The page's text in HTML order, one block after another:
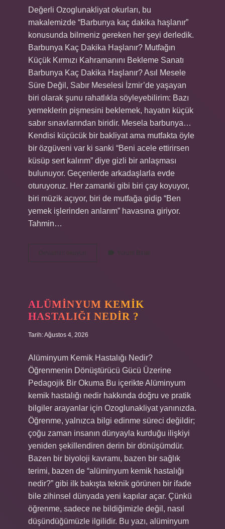
Değerli Ozoglunakliyat okurları, bu
makalemizde “Barbunya kaç dakika haşlanır”
konusunda bilmeniz gereken her şeyi derledik.
Barbunya Kaç Dakika Haşlanır? Mutfağın
Küçük Kırmızı Kahramanını Bekleme Sanatı
Barbunya Kaç Dakika Haşlanır? Asıl Mesele
Süre Değil, Sabır Meselesi İzmir’de yaşayan
biri olarak şunu rahatlıkla söyleyebilirim: Bazı
yemeklerin pişmesini beklemek, hayatın küçük
sabır sınavlarından biridir. Mesela barbunya…
Kendisi küçücük bir bakliyat ama mutfakta öyle
bir özgüveni var ki sanki “Beni acele ettirirsen
küsüp sert kalırım” diye gizli bir anlaşması
bulunuyor. Geçenlerde arkadaşlarla evde
oturuyoruz. Her zamanki gibi biri çay koyuyor,
biri müzik açıyor, biri de mutfağa gidip “Ben
yemek işlerinden anlarım” havasına giriyor.
Tahmin…
ALÜMINYUM KEMIK
HASTALIĞI NEDIR ?
Tarih: Ağustos 4, 2026
Alüminyum Kemik Hastalığı Nedir?
Öğrenmenin Dönüştürücü Gücü Üzerine
Pedagojik Bir Okuma Bu içerikte Alüminyum
kemik hastalığı nedir hakkında doğru ve pratik
bilgiler arayanlar için Ozoglunakliyat yanınızda.
Öğrenme, yalnızca bilgi edinme süreci değildir;
çoğu zaman insanın dünyayla kurduğu ilişkiyi
yeniden şekillendiren derin bir dönüşümdür.
Bazen bir biyoloji kavramı, bazen bir sağlık
terimi, bazen de “alüminyum kemik hastalığı
nedir?” gibi ilk bakışta teknik görünen bir ifade
bile zihinsel dünyada yeni kapılar açar. Çünkü
öğrenme, sadece ne bildiğimizle değil, nasıl
düşündüğümüzle ilgilidir. Bu yazı, alüminyum